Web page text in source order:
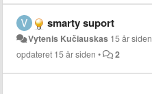
smarty suport
Vytenis Kučiauskas 15 år siden
opdateret 15 år siden • 2